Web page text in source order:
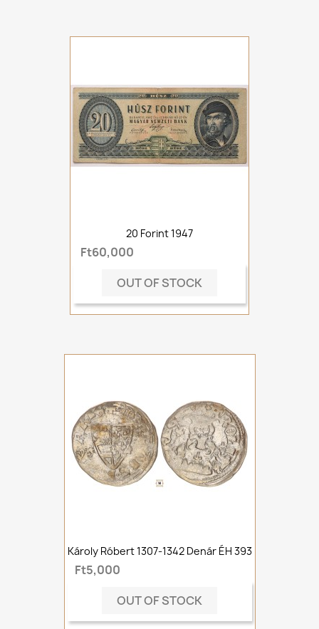
20 Forint 1947
Ft60,000
OUT OF STOCK
Károly Róbert 1307-1342 Denár ÉH 393
Ft5,000
OUT OF STOCK